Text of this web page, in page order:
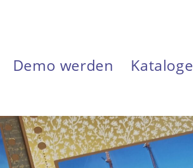
Demo werden Kataloge